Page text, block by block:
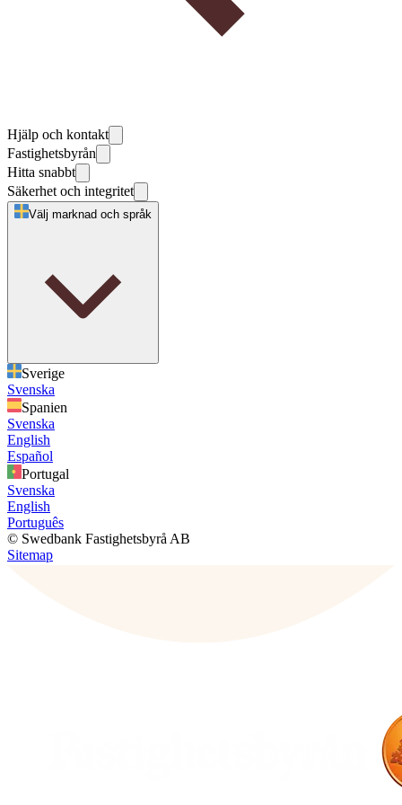
Hjälp och kontakt
Fastighetsbyrån
Hitta snabbt
Säkerhet och integritet
Välj marknad och språk
Sverige
Svenska
Spanien
Svenska
English
Español
Portugal
Svenska
English
Português
© Swedbank Fastighetsbyrå AB
Sitemap